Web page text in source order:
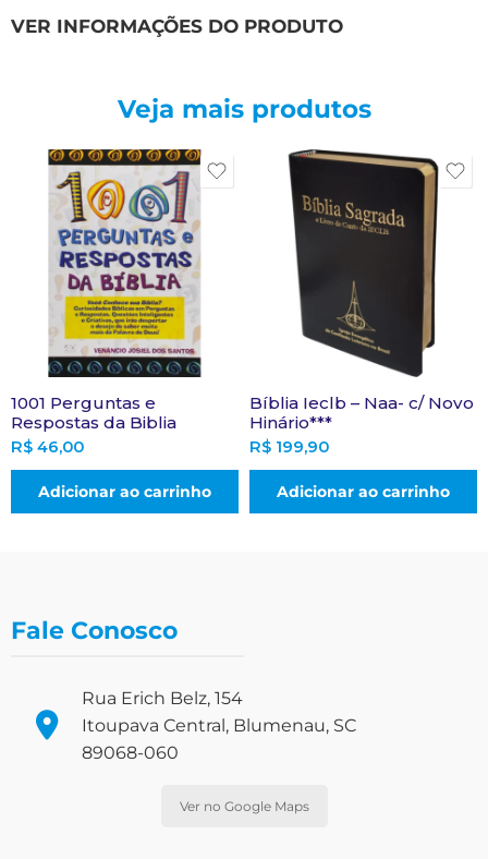
VER INFORMAÇÕES DO PRODUTO
Veja mais produtos
1001 Perguntas e
Respostas da Biblia
R$ 46,00
Adicionar ao carrinho
Bíblia Ieclb – Naa- c/ Novo
Hinário***
R$ 199,90
Adicionar ao carrinho
Fale Conosco
Rua Erich Belz, 154
Itoupava Central, Blumenau, SC
89068-060
Ver no Google Maps